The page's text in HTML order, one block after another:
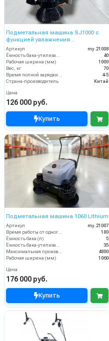
Подметальная машина SJ1000 с
функцией увлажнения
(аккумуляторная)
Артикул
my.21008
Ёмкость бака-утилизатора (л)
40
Рабочая ширина (мм)
1000
Вес, кг
70
Время полной зарядки аккумулятора (ч)
4-5
Страна-производитель
Китай
Цена
126 000 руб.
Купить
Подметальная машина 1060 Lithium
Артикул
my.21007
Время работы от одного заряда (мин)
180
Ёмкость бака (л)
5
Ёмкость бака-утилизатора (л)
35
Максимальная производительность (м2/ч)
4800
Рабочая ширина (мм)
1060
Цена
176 000 руб.
Купить